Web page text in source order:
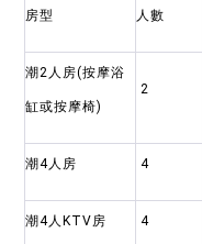
房型 人數
潮2人房(按摩浴
缸或按摩椅)
2
潮4人房 4
潮4人KTV房 4